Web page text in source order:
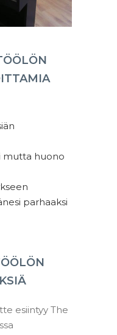
mutta huono
parhaaksi
esiintyy The